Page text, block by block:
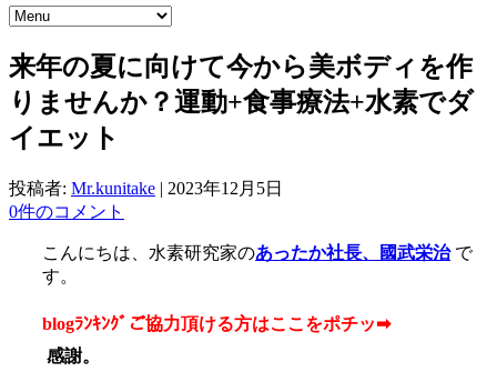
来年の夏に向けて今から美ボディを作
りませんか？運動+食事療法+水素でダ
イエット
投稿者: Mr.kunitake | 2023年12月5日
0件のコメント
こんにちは、水素研究家のあったか社長、國武栄治で
す。
blogﾗﾝｷﾝｸﾞご協力頂ける方はここをポチッ➡
感謝。